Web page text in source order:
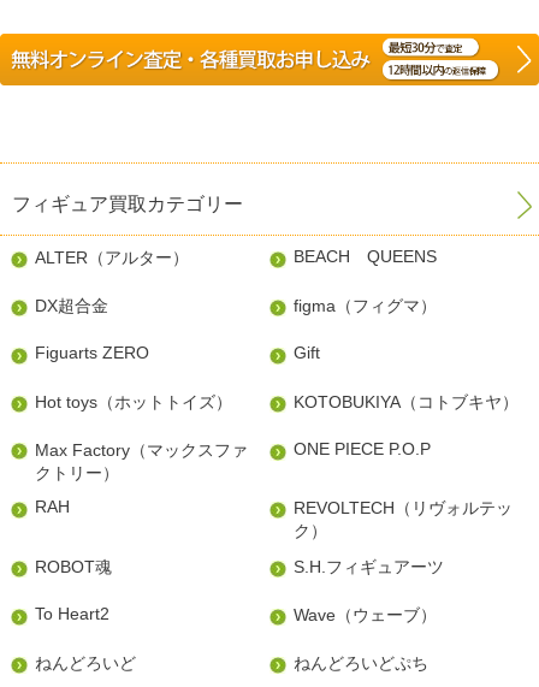
フィギュア買取カテゴリー
ALTER（アルター） BEACH QUEENS
DX超合金 figma（フィグマ）
Figuarts ZERO Gift
Hot toys（ホットトイズ） KOTOBUKIYA（コトブキヤ）
Max Factory（マックスファ
クトリー）
ONE PIECE P.O.P
RAH
REVOLTECH（リヴォルテッ
ク）
ROBOT魂
S.H.フィギュアーツ
To Heart2 Wave（ウェーブ）
ねんどろいど ねんどろいどぷち